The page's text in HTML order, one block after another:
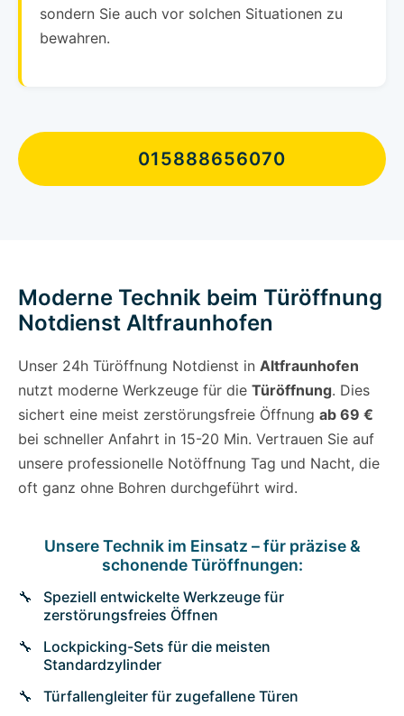
sondern Sie auch vor solchen Situationen zu
bewahren.
015888656070
Moderne Technik beim Türöffnung
Notdienst Altfraunhofen
Unser 24h Türöffnung Notdienst in Altfraunhofen
nutzt moderne Werkzeuge für die Türöffnung. Dies
sichert eine meist zerstörungsfreie Öffnung ab 69 €
bei schneller Anfahrt in 15-20 Min. Vertrauen Sie auf
unsere professionelle Notöffnung Tag und Nacht, die
oft ganz ohne Bohren durchgeführt wird.
Unsere Technik im Einsatz – für präzise &
schonende Türöffnungen:
Speziell entwickelte Werkzeuge für
zerstörungsfreies Öffnen
Lockpicking-Sets für die meisten
Standardzylinder
Türfallengleiter für zugefallene Türen